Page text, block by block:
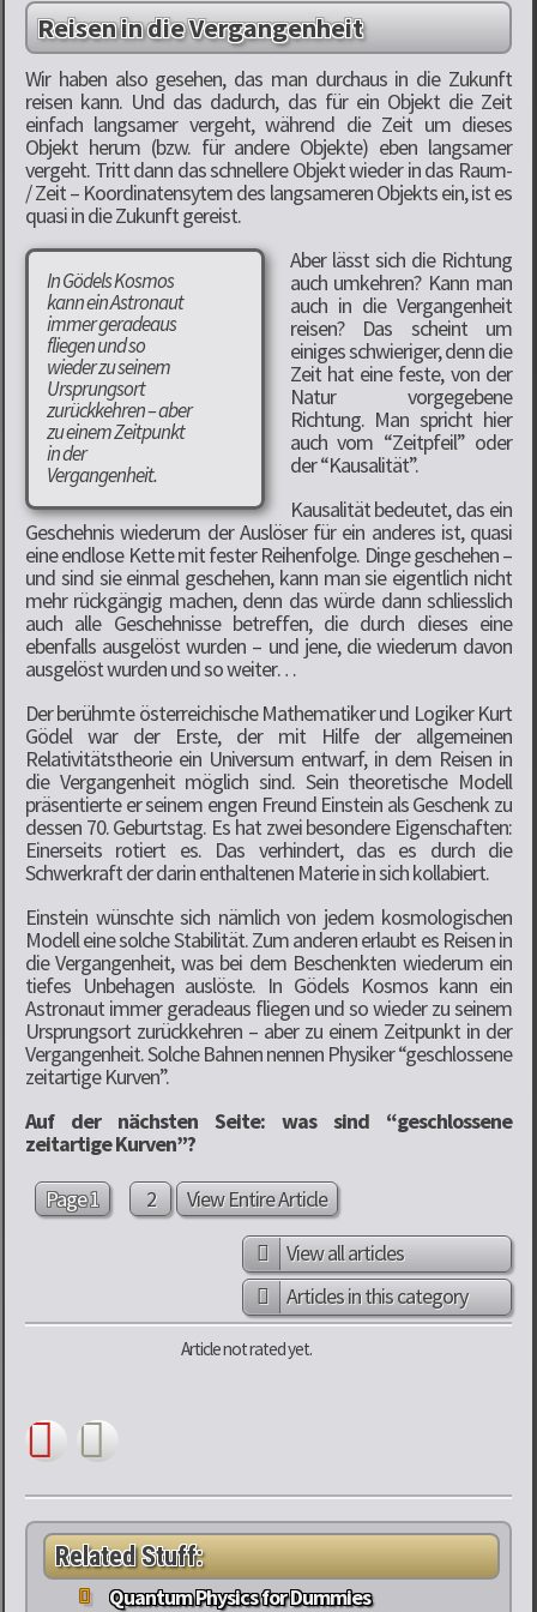
Reisen in die Vergangenheit
Wir haben also gesehen, das man durchaus in die Zukunft
reisen kann. Und das dadurch, das für ein Objekt die Zeit
einfach langsamer vergeht, während die Zeit um dieses
Objekt herum (bzw. für andere Objekte) eben langsamer
vergeht. Tritt dann das schnellere Objekt wieder in das Raum-
/ Zeit – Koordinatensytem des langsameren Objekts ein, ist es
quasi in die Zukunft gereist.
In Gödels Kosmos
kann ein Astronaut
immer geradeaus
fliegen und so
wieder zu seinem
Ursprungsort
zurückkehren – aber
zu einem Zeitpunkt
in der
Vergangenheit.
Aber lässt sich die Richtung
auch umkehren? Kann man
auch in die Vergangenheit
reisen? Das scheint um
einiges schwieriger, denn die
Zeit hat eine feste, von der
Natur vorgegebene
Richtung. Man spricht hier
auch vom “Zeitpfeil” oder
der “Kausalität”.
Kausalität bedeutet, das ein
Geschehnis wiederum der Auslöser für ein anderes ist, quasi
eine endlose Kette mit fester Reihenfolge. Dinge geschehen –
und sind sie einmal geschehen, kann man sie eigentlich nicht
mehr rückgängig machen, denn das würde dann schliesslich
auch alle Geschehnisse betreffen, die durch dieses eine
ebenfalls ausgelöst wurden – und jene, die wiederum davon
ausgelöst wurden und so weiter…
Der berühmte österreichische Mathematiker und Logiker Kurt
Gödel war der Erste, der mit Hilfe der allgemeinen
Relativitätstheorie ein Universum entwarf, in dem Reisen in
die Vergangenheit möglich sind. Sein theoretische Modell
präsentierte er seinem engen Freund Einstein als Geschenk zu
dessen 70. Geburtstag. Es hat zwei besondere Eigenschaften:
Einerseits rotiert es. Das verhindert, das es durch die
Schwerkraft der darin enthaltenen Materie in sich kollabiert.
Einstein wünschte sich nämlich von jedem kosmologischen
Modell eine solche Stabilität. Zum anderen erlaubt es Reisen in
die Vergangenheit, was bei dem Beschenkten wiederum ein
tiefes Unbehagen auslöste. In Gödels Kosmos kann ein
Astronaut immer geradeaus fliegen und so wieder zu seinem
Ursprungsort zurückkehren – aber zu einem Zeitpunkt in der
Vergangenheit. Solche Bahnen nennen Physiker “geschlossene
zeitartige Kurven”.
Auf der nächsten Seite: was sind “geschlossene
zeitartige Kurven”?
Page 1
2
View Entire Article
View all articles
Articles in this category
Article not rated yet.
Related Stuff:
Quantum Physics for Dummies